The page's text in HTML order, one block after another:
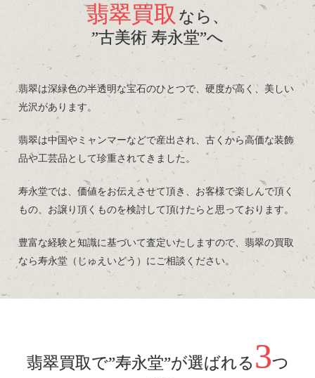
翡翠買取 なら、
”古美術 寿永堂”へ
翡翠は深緑色の半透明な宝石のひとつで、硬度が高く、美しい
光沢があります。
翡翠は中国やミャンマーなどで産出され、古くから高価な装飾
品や工芸品として珍重されてきました。
寿永堂では、価値をお伝えさせて頂き、お客様で楽しんで頂く
もの、お譲り頂くものを検討して頂けたらと思っております。
豊富な経験と知識に基づいて査定いたしますので、翡翠の買取
なら寿永堂（じゅえいどう）にご相談ください。
翡翠買取で”寿永堂”が選ばれる 3つ